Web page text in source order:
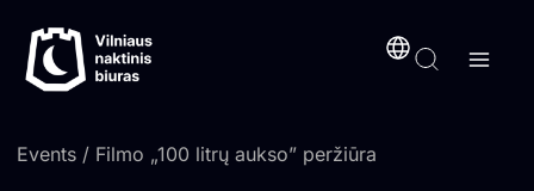
content
Events / Filmo „100 litrų aukso” peržiūra